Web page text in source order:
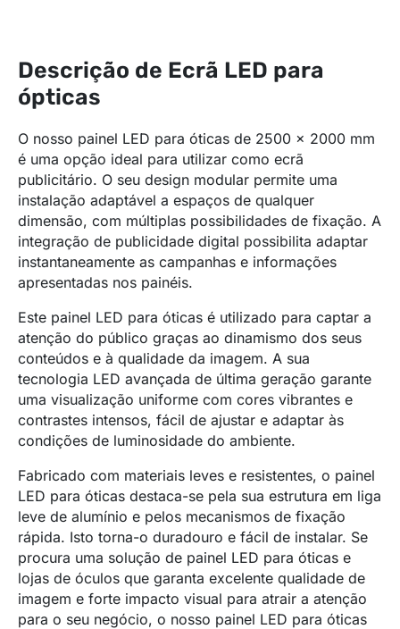
Descrição de Ecrã LED para
ópticas
O nosso painel LED para óticas de 2500 x 2000 mm
é uma opção ideal para utilizar como ecrã
publicitário. O seu design modular permite uma
instalação adaptável a espaços de qualquer
dimensão, com múltiplas possibilidades de fixação. A
integração de publicidade digital possibilita adaptar
instantaneamente as campanhas e informações
apresentadas nos painéis.
Este painel LED para óticas é utilizado para captar a
atenção do público graças ao dinamismo dos seus
conteúdos e à qualidade da imagem. A sua
tecnologia LED avançada de última geração garante
uma visualização uniforme com cores vibrantes e
contrastes intensos, fácil de ajustar e adaptar às
condições de luminosidade do ambiente.
Fabricado com materiais leves e resistentes, o painel
LED para óticas destaca-se pela sua estrutura em liga
leve de alumínio e pelos mecanismos de fixação
rápida. Isto torna-o duradouro e fácil de instalar. Se
procura uma solução de painel LED para óticas e
lojas de óculos que garanta excelente qualidade de
imagem e forte impacto visual para atrair a atenção
para o seu negócio, o nosso painel LED para óticas